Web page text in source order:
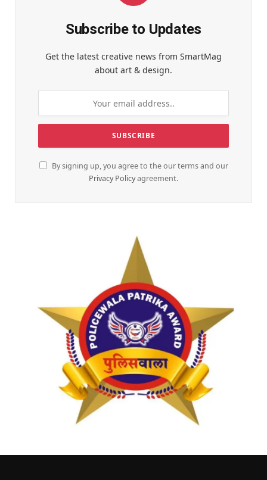
Subscribe to Updates
Get the latest creative news from SmartMag
about art & design.
By signing up, you agree to the our terms and our
Privacy Policyagreement.